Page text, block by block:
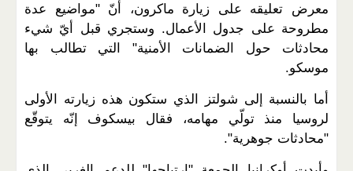
معرض تعليقه على زيارة ماكرون، أنّ "مواضيع عدة
مطروحة على جدول الأعمال. وستجري قبل أيّ شيء
محادثات حول الضمانات الأمنية" التي تطالب بها
موسكو.
أما بالنسبة إلى شولتز الذي ستكون هذه زيارته الأولى
لروسيا منذ تولّي مهامه، فقال بيسكوف إنّه يتوقّع
"محادثات جوهرية".